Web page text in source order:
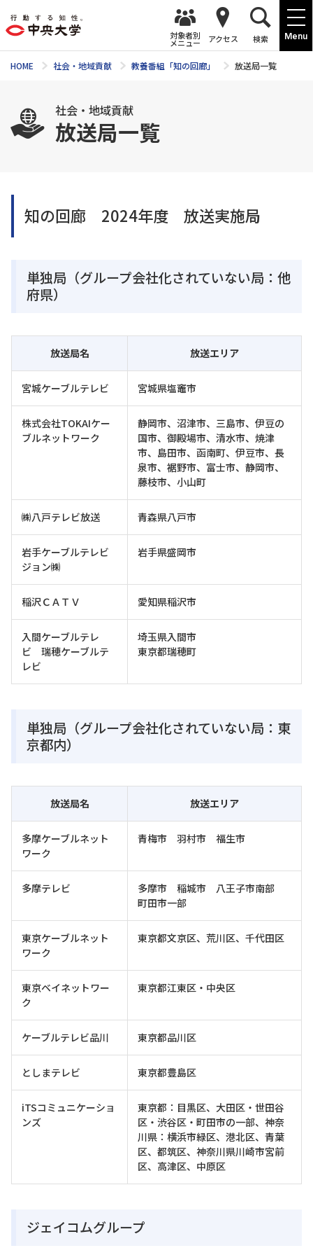
Menu
対象者別
メニュー アクセス 検索
HOME 社会・地域貢献 教養番組「知の回廊」 放送局一覧
社会・地域貢献
放送局一覧
知の回廊 2024年度 放送実施局
単独局（グループ会社化されていない局：他
府県）
放送局名 放送エリア
宮城ケーブルテレビ 宮城県塩竈市
株式会社TOKAIケー
ブルネットワーク
静岡市、沼津市、三島市、伊豆の
国市、御殿場市、清水市、焼津
市、島田市、函南町、伊豆市、長
泉市、裾野市、富士市、静岡市、
藤枝市、小山町
㈱八戸テレビ放送 青森県八戸市
岩手ケーブルテレビ
ジョン㈱
岩手県盛岡市
稲沢ＣＡＴＶ 愛知県稲沢市
入間ケーブルテレ
ビ 瑞穂ケーブルテ
レビ
埼玉県入間市
東京都瑞穂町
単独局（グループ会社化されていない局：東
京都内）
放送局名 放送エリア
多摩ケーブルネット
ワーク
青梅市 羽村市 福生市
多摩テレビ
多摩市 稲城市 八王子市南部
町田市一部
東京ケーブルネット
ワーク
東京都文京区、荒川区、千代田区
東京ベイネットワー
ク
東京都江東区・中央区
ケーブルテレビ品川 東京都品川区
としまテレビ 東京都豊島区
iTSコミュニケーショ
ンズ
東京都：目黒区、大田区・世田谷
区・渋谷区・町田市の一部、神奈
川県：横浜市緑区、港北区、青葉
区、都筑区、神奈川県川崎市宮前
区、高津区、中原区
ジェイコムグループ